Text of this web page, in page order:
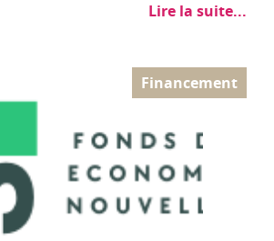
Lire la suite...
Financement